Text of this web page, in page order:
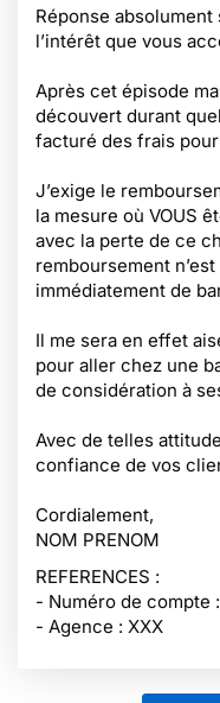
Réponse
l’intérêt que vous
Après cet épisode
découvert durant
facturé des frais
J’exige le
la mesure où VOUS
avec la perte de ce
remboursement
immédiatement de
Il me sera en effet
pour aller chez une
de considération à
Avec de telles
confiance de vos
Cordialement,
NOM PRENOM
REFERENCES :
- Numéro de compte
- Agence : XXX